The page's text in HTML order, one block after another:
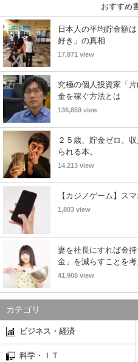
おすすめ
日本人の平均貯金額
好き」の真相
17,871 view
究極の個人投資家「
金を稼ぐ方法とは
136,859 view
２５歳、貯金ゼロ。
られる本。
14,213 view
【カジノゲーム】ス
1,803 view
妻を社長にすれば金
金」を減らすことを考
41,908 view
カテゴリ
ビジネス・経済
科学・ＩＴ